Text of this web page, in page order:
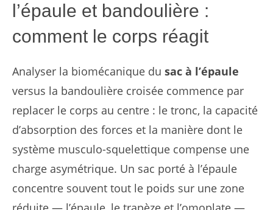
l’épaule et bandoulière :
comment le corps réagit
Analyser la biomécanique du sac à l’épaule
versus la bandoulière croisée commence par
replacer le corps au centre : le tronc, la capacité
d’absorption des forces et la manière dont le
système musculo-squelettique compense une
charge asymétrique. Un sac porté à l’épaule
concentre souvent tout le poids sur une zone